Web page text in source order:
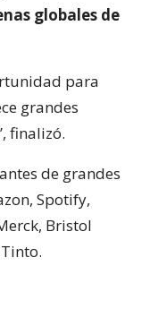
globales de
para
grandes
finalizó.
de grandes
Spotify,
Bristol